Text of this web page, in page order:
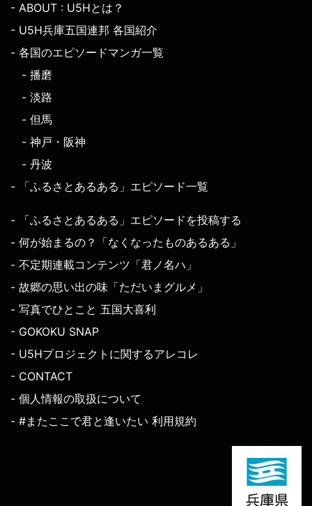
- ABOUT : U5Hとは？
- U5H兵庫五国連邦 各国紹介
- 各国のエピソードマンガ一覧
- 播磨
- 淡路
- 但馬
- 神戸・阪神
- 丹波
- 「ふるさとあるある」エピソード一覧
- 「ふるさとあるある」エピソードを投稿する
- 何が始まるの？「なくなったものあるある」
- 不定期連載コンテンツ「君ノ名ハ」
- 故郷の思い出の味「ただいまグルメ」
- 写真でひとこと 五国大喜利
- GOKOKU SNAP
- U5Hプロジェクトに関するアレコレ
- CONTACT
- 個人情報の取扱について
- #またここで君と逢いたい 利用規約